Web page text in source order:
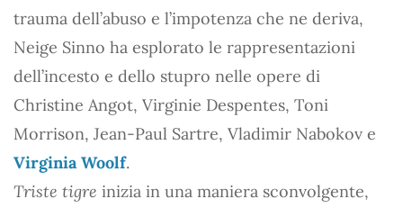
trauma dell’abuso e l’impotenza che ne deriva,
Neige Sinno ha esplorato le rappresentazioni
dell’incesto e dello stupro nelle opere di
Christine Angot, Virginie Despentes, Toni
Morrison, Jean-Paul Sartre, Vladimir Nabokov e
Virginia Woolf.
Triste tigre inizia in una maniera sconvolgente,